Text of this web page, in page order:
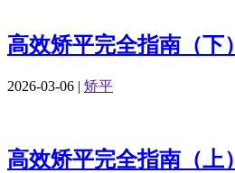
高效矫平完全指南（下）
2026-03-06 | 矫平
高效矫平完全指南（上）